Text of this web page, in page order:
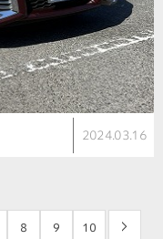
2024.03.16
8 9 10 >